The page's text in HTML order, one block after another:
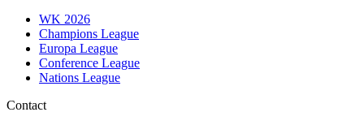
WK 2026
Champions League
Europa League
Conference League
Nations League
Contact